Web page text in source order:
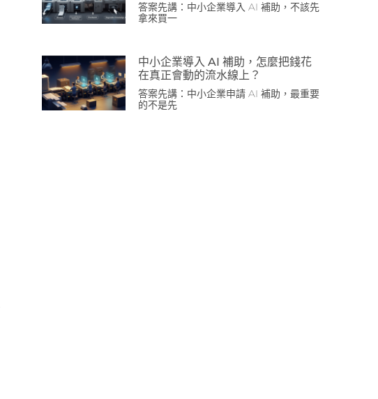
答案先講：中小企業導入 AI 補助，不該先
拿來買一
中小企業導入 AI 補助，怎麼把錢花
在真正會動的流水線上？
答案先講：中小企業申請 AI 補助，最重要
的不是先